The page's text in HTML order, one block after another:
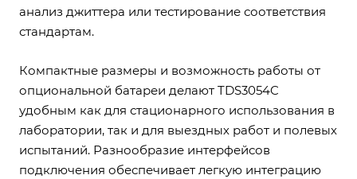
анализ джиттера или тестирование соответствия
стандартам.
Компактные размеры и возможность работы от
опциональной батареи делают TDS3054C
удобным как для стационарного использования в
лаборатории, так и для выездных работ и полевых
испытаний. Разнообразие интерфейсов
подключения обеспечивает легкую интеграцию